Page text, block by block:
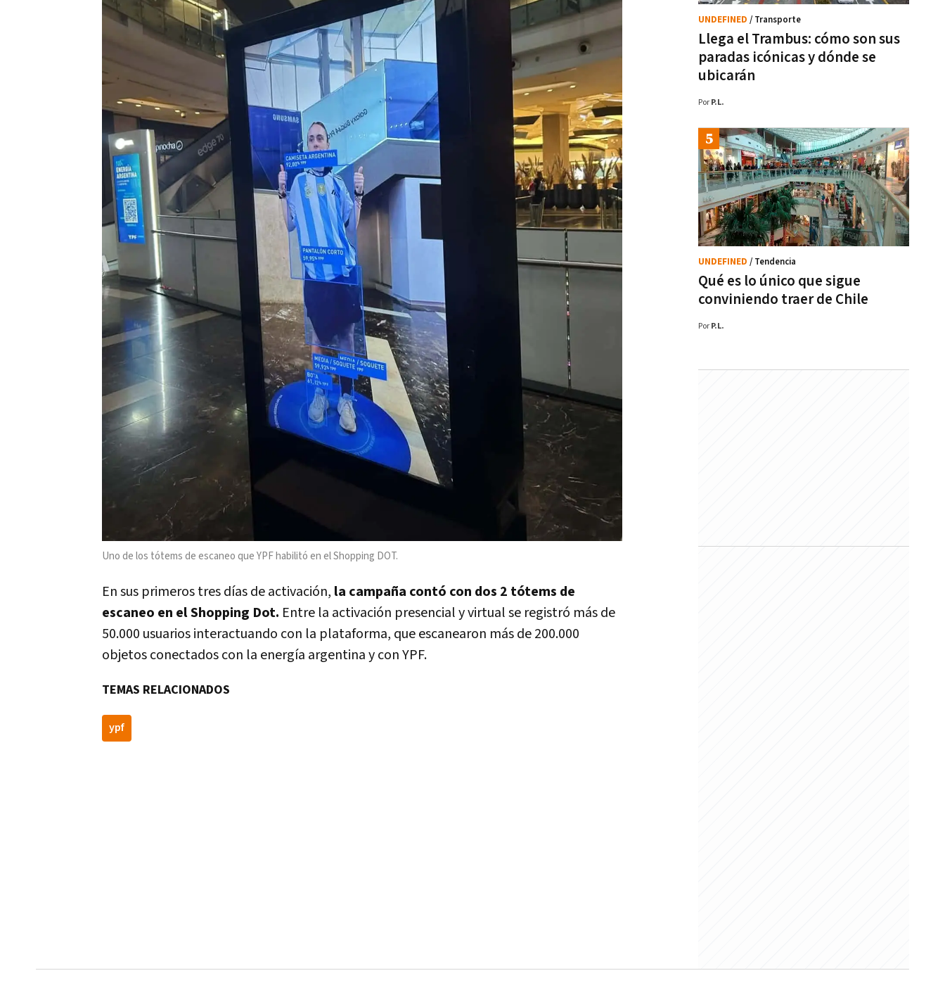
Uno de los tótems de escaneo que YPF habilitó en el Shopping DOT.
En sus primeros tres días de activación, la campaña contó con dos 2 tótems de
escaneo en el Shopping Dot. Entre la activación presencial y virtual se registró más de
50.000 usuarios interactuando con la plataforma, que escanearon más de 200.000
objetos conectados con la energía argentina y con YPF.
TEMAS RELACIONADOS
ypf
Llega el Trambus: cómo son sus
paradas icónicas y dónde se
ubicarán
UNDEFINED / Transporte
Por P.L.
Qué es lo único que sigue
conviniendo traer de Chile
UNDEFINED / Tendencia
Por P.L.